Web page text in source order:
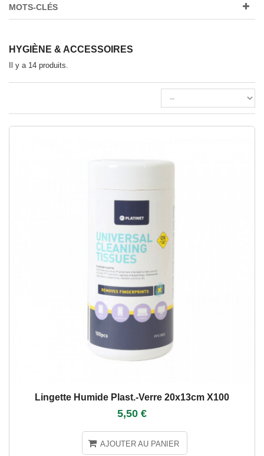
MOTS-CLÉS
HYGIÈNE & ACCESSOIRES
Il y a 14 produits.
Lingette Humide Plast.-Verre 20x13cm X100
5,50 €
AJOUTER AU PANIER